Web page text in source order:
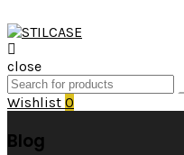
close
Search
for:
Wishlist 0
Blog